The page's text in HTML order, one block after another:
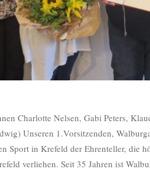
Charlotte Nelsen, Gabi Peters,
Unseren 1.Vorsitzenden,
Sport in Krefeld der Ehrenteller, die
verliehen. Seit 35 Jahren ist